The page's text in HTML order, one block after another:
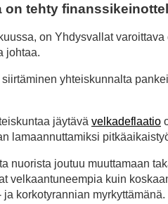
tehty
on Yhdysvallat
johtaa.
yhteiskunnalta
jäytävä velkadeflaatio
lamaannuttamiksi
nuorista joutuu muuttamaan
velkaantuneempia kuin
korkotyrannian myrkyttämänä.